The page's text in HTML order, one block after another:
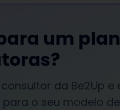
um
da Be2Up
o seu modelo